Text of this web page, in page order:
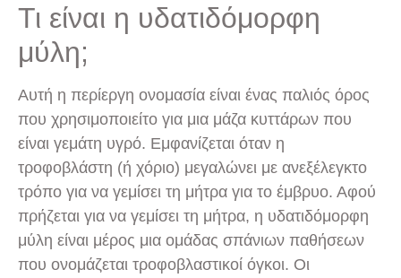
Τι είναι η υδατιδόμορφη
μύλη;
Αυτή η περίεργη ονομασία είναι ένας παλιός όρος
που χρησιμοποιείτο για μια μάζα κυττάρων που
είναι γεμάτη υγρό. Εμφανίζεται όταν η
τροφοβλάστη (ή χόριο) μεγαλώνει με ανεξέλεγκτο
τρόπο για να γεμίσει τη μήτρα για το έμβρυο. Αφού
πρήζεται για να γεμίσει τη μήτρα, η υδατιδόμορφη
μύλη είναι μέρος μια ομάδας σπάνιων παθήσεων
που ονομάζεται τροφοβλαστικοί όγκοι. Οι